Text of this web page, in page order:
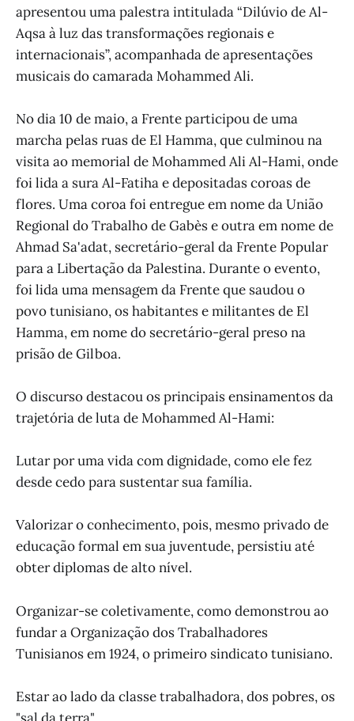
apresentou uma palestra intitulada “Dilúvio de Al-
Aqsa à luz das transformações regionais e
internacionais”, acompanhada de apresentações
musicais do camarada Mohammed Ali.
No dia 10 de maio, a Frente participou de uma
marcha pelas ruas de El Hamma, que culminou na
visita ao memorial de Mohammed Ali Al-Hami, onde
foi lida a sura Al-Fatiha e depositadas coroas de
flores. Uma coroa foi entregue em nome da União
Regional do Trabalho de Gabès e outra em nome de
Ahmad Sa'adat, secretário-geral da Frente Popular
para a Libertação da Palestina. Durante o evento,
foi lida uma mensagem da Frente que saudou o
povo tunisiano, os habitantes e militantes de El
Hamma, em nome do secretário-geral preso na
prisão de Gilboa.
O discurso destacou os principais ensinamentos da
trajetória de luta de Mohammed Al-Hami:
Lutar por uma vida com dignidade, como ele fez
desde cedo para sustentar sua família.
Valorizar o conhecimento, pois, mesmo privado de
educação formal em sua juventude, persistiu até
obter diplomas de alto nível.
Organizar-se coletivamente, como demonstrou ao
fundar a Organização dos Trabalhadores
Tunisianos em 1924, o primeiro sindicato tunisiano.
Estar ao lado da classe trabalhadora, dos pobres, os